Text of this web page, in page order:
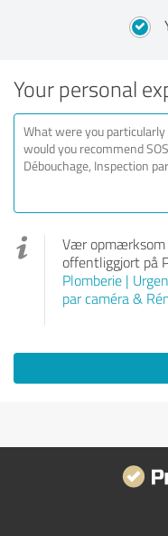
Your personal
Vær opmærksom
offentliggjort på
Plomberie |
par caméra &